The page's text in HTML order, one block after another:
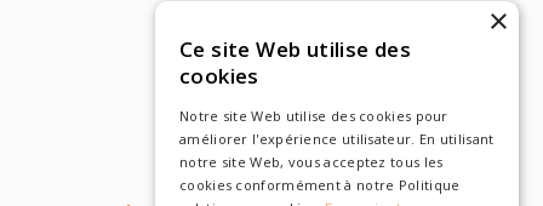
Dr. Harry Markowitz
×
Ce site Web utilise des
cookies
Notre site Web utilise des cookies pour
améliorer l'expérience utilisateur. En utilisant
notre site Web, vous acceptez tous les
cookies conformément à notre Politique